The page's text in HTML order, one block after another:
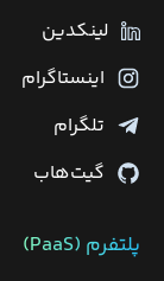
لینکدین
اینستاگرام
تلگرام
گیت‌هاب
پلتفرم (PaaS)